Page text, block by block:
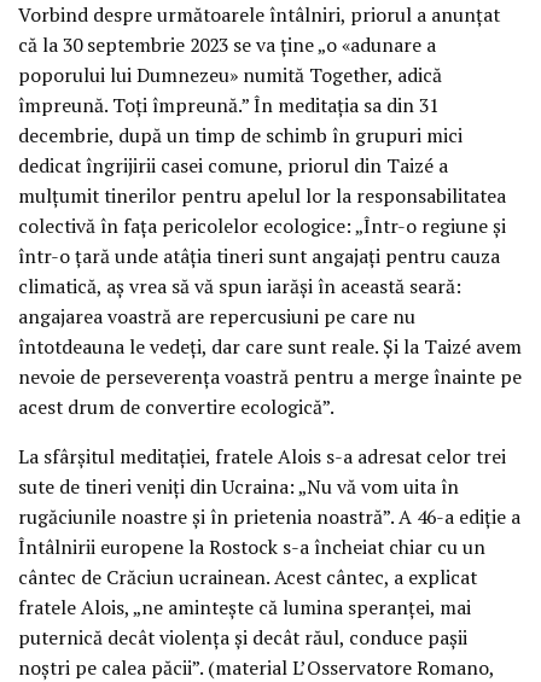
Vorbind despre următoarele întâlniri, priorul a anunțat
că la 30 septembrie 2023 se va ține „o «adunare a
poporului lui Dumnezeu» numită Together, adică
împreună. Toți împreună.” În meditația sa din 31
decembrie, după un timp de schimb în grupuri mici
dedicat îngrijirii casei comune, priorul din Taizé a
mulțumit tinerilor pentru apelul lor la responsabilitatea
colectivă în fața pericolelor ecologice: „Într-o regiune și
într-o țară unde atâția tineri sunt angajați pentru cauza
climatică, aș vrea să vă spun iarăși în această seară:
angajarea voastră are repercusiuni pe care nu
întotdeauna le vedeți, dar care sunt reale. Și la Taizé avem
nevoie de perseverența voastră pentru a merge înainte pe
acest drum de convertire ecologică”.
La sfârșitul meditației, fratele Alois s-a adresat celor trei
sute de tineri veniți din Ucraina: „Nu vă vom uita în
rugăciunile noastre și în prietenia noastră”. A 46-a ediție a
Întâlnirii europene la Rostock s-a încheiat chiar cu un
cântec de Crăciun ucrainean. Acest cântec, a explicat
fratele Alois, „ne amintește că lumina speranței, mai
puternică decât violența și decât răul, conduce pașii
noștri pe calea păcii”. (material L’Osservatore Romano,